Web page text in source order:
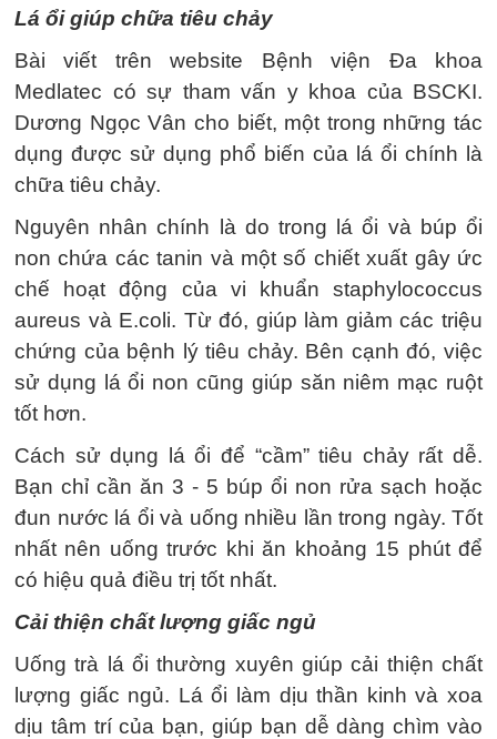
Lá ổi giúp chữa tiêu chảy
Bài viết trên website Bệnh viện Đa khoa
Medlatec có sự tham vấn y khoa của BSCKI.
Dương Ngọc Vân cho biết, một trong những tác
dụng được sử dụng phổ biến của lá ổi chính là
chữa tiêu chảy.
Nguyên nhân chính là do trong lá ổi và búp ổi
non chứa các tanin và một số chiết xuất gây ức
chế hoạt động của vi khuẩn staphylococcus
aureus và E.coli. Từ đó, giúp làm giảm các triệu
chứng của bệnh lý tiêu chảy. Bên cạnh đó, việc
sử dụng lá ổi non cũng giúp săn niêm mạc ruột
tốt hơn.
Cách sử dụng lá ổi để “cầm” tiêu chảy rất dễ.
Bạn chỉ cần ăn 3 - 5 búp ổi non rửa sạch hoặc
đun nước lá ổi và uống nhiều lần trong ngày. Tốt
nhất nên uống trước khi ăn khoảng 15 phút để
có hiệu quả điều trị tốt nhất.
Cải thiện chất lượng giấc ngủ
Uống trà lá ổi thường xuyên giúp cải thiện chất
lượng giấc ngủ. Lá ổi làm dịu thần kinh và xoa
dịu tâm trí của bạn, giúp bạn dễ dàng chìm vào